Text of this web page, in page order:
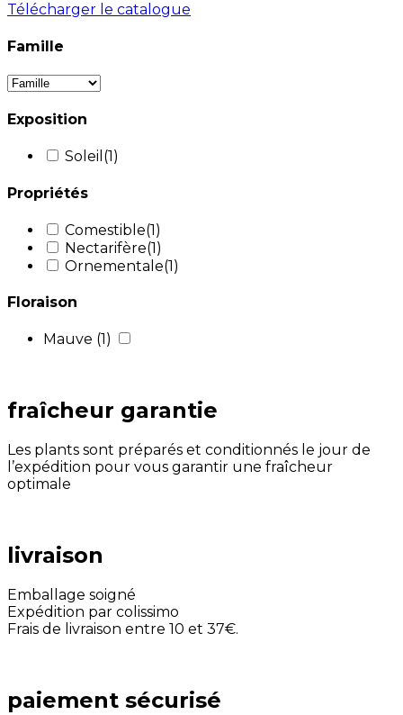
Télécharger le catalogue
Famille
Exposition
Soleil (1)
Propriétés
Comestible(1)
Nectarifère(1)
Ornementale(1)
Floraison
Mauve (1)
fraîcheur garantie
Les plants sont préparés et conditionnés le jour de
l’expédition pour vous garantir une fraîcheur
optimale
livraison
Emballage soigné
Expédition par colissimo
Frais de livraison entre 10 et 37€.
paiement sécurisé